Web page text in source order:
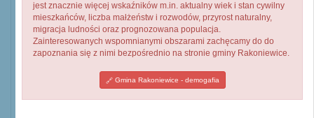
jest znacznie więcej wskaźników m.in. aktualny wiek i stan cywilny
mieszkańców, liczba małżeństw i rozwodów, przyrost naturalny,
migracja ludności oraz prognozowana populacja.
Zainteresowanych wspomnianymi obszarami zachęcamy do do
zapoznania się z nimi bezpośrednio na stronie gminy Rakoniewice.
Gmina Rakoniewice - demogafia